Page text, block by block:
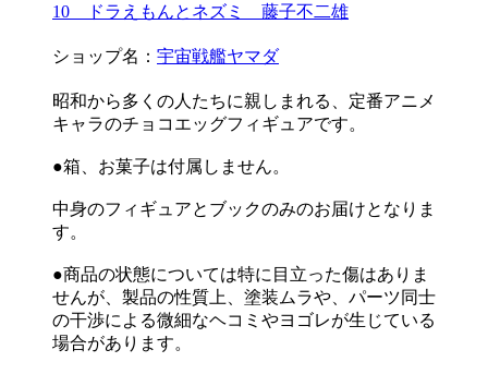
10 ドラえもんとネズミ 藤子不二雄
ショップ名： 宇宙戦艦ヤマダ
昭和から多くの人たちに親しまれる、定番アニメ
キャラのチョコエッグフィギュアです。
●箱、お菓子は付属しません。
中身のフィギュアとブックのみのお届けとなりま
す。
●商品の状態については特に目立った傷はありま
せんが、製品の性質上、塗装ムラや、パーツ同士
の干渉による微細なヘコミやヨゴレが生じている
場合があります。